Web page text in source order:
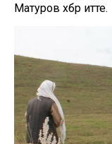
Матуров хәбәр итте.